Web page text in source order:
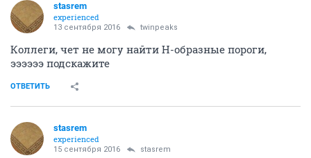
stasrem
experienced
13 сентября 2016 twinpeaks
Коллеги, чет не могу найти Н-образные пороги,
ээээээ подскажите
ОТВЕТИТЬ
stasrem
experienced
15 сентября 2016 stasrem